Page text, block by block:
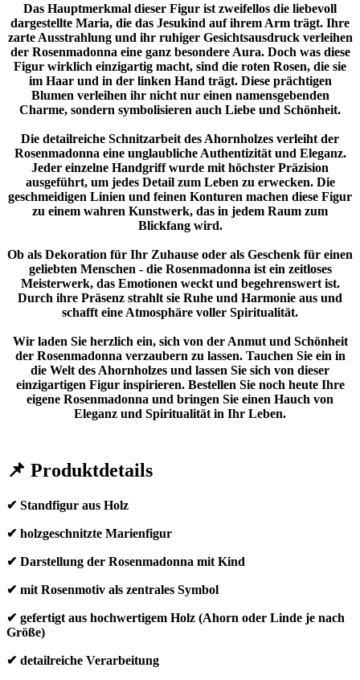
Das Hauptmerkmal dieser Figur ist zweifellos die liebevoll
dargestellte Maria, die das Jesukind auf ihrem Arm trägt. Ihre
zarte Ausstrahlung und ihr ruhiger Gesichtsausdruck verleihen
der Rosenmadonna eine ganz besondere Aura. Doch was diese
Figur wirklich einzigartig macht, sind die roten Rosen, die sie
im Haar und in der linken Hand trägt. Diese prächtigen
Blumen verleihen ihr nicht nur einen namensgebenden
Charme, sondern symbolisieren auch Liebe und Schönheit.
Die detailreiche Schnitzarbeit des Ahornholzes verleiht der
Rosenmadonna eine unglaubliche Authentizität und Eleganz.
Jeder einzelne Handgriff wurde mit höchster Präzision
ausgeführt, um jedes Detail zum Leben zu erwecken. Die
geschmeidigen Linien und feinen Konturen machen diese Figur
zu einem wahren Kunstwerk, das in jedem Raum zum
Blickfang wird.
Ob als Dekoration für Ihr Zuhause oder als Geschenk für einen
geliebten Menschen - die Rosenmadonna ist ein zeitloses
Meisterwerk, das Emotionen weckt und begehrenswert ist.
Durch ihre Präsenz strahlt sie Ruhe und Harmonie aus und
schafft eine Atmosphäre voller Spiritualität.
Wir laden Sie herzlich ein, sich von der Anmut und Schönheit
der Rosenmadonna verzaubern zu lassen. Tauchen Sie ein in
die Welt des Ahornholzes und lassen Sie sich von dieser
einzigartigen Figur inspirieren. Bestellen Sie noch heute Ihre
eigene Rosenmadonna und bringen Sie einen Hauch von
Eleganz und Spiritualität in Ihr Leben.
📌 Produktdetails
✔ Standfigur aus Holz
✔ holzgeschnitzte Marienfigur
✔ Darstellung der Rosenmadonna mit Kind
✔ mit Rosenmotiv als zentrales Symbol
✔ gefertigt aus hochwertigem Holz (Ahorn oder Linde je nach
Größe)
✔ detailreiche Verarbeitung